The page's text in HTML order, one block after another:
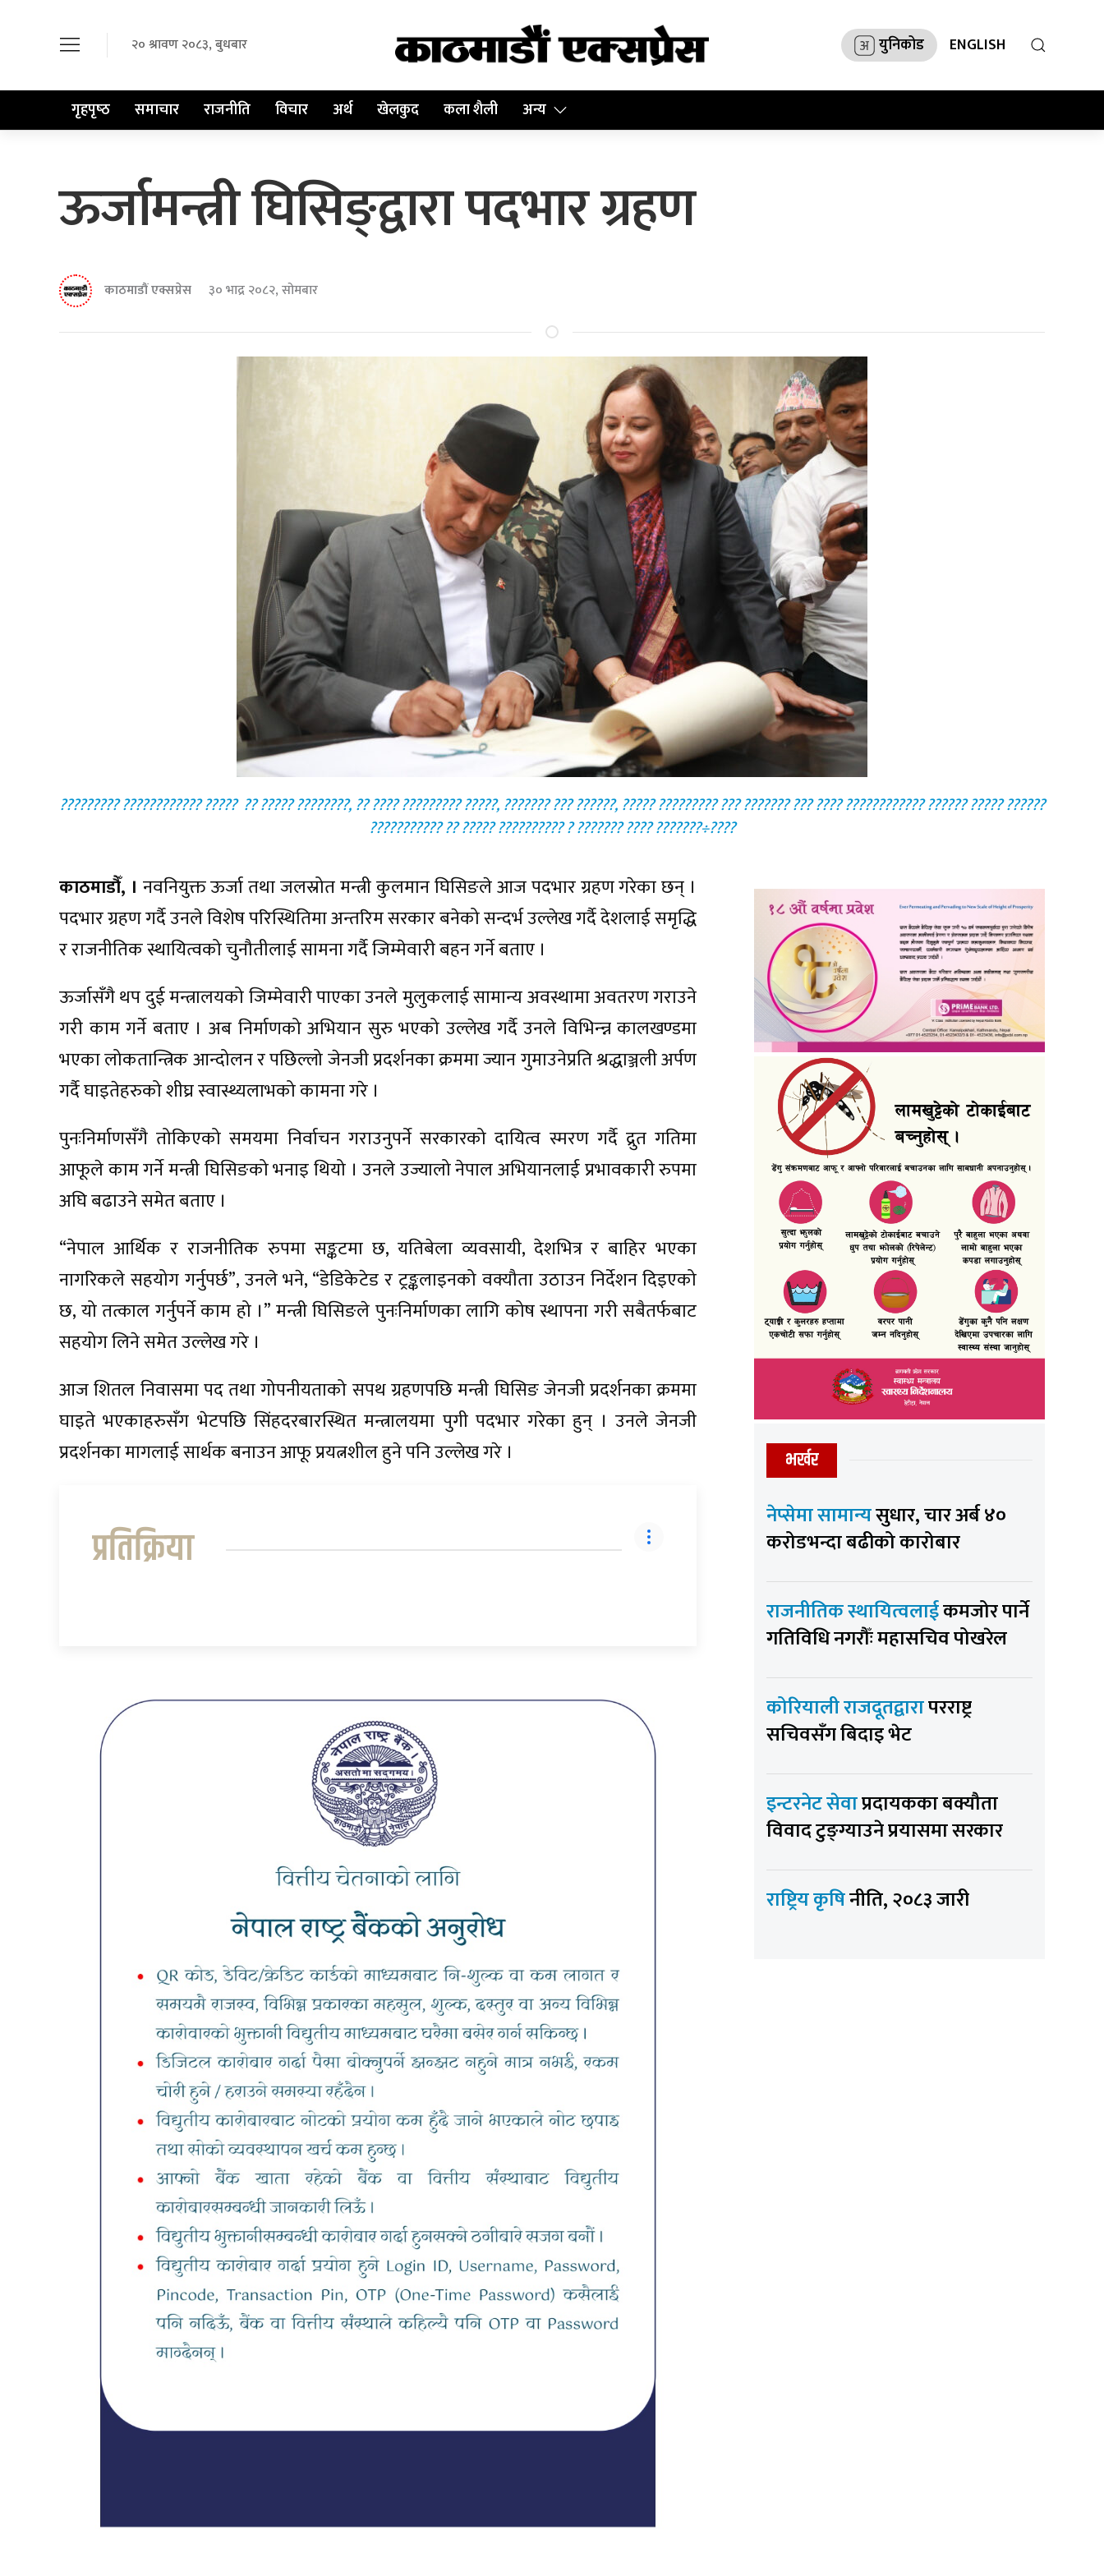
२० श्रावण २०८३, बुधबार युनिकोड ENGLISH
गृहपृष्‍ठ समाचार राजनीति विचार अर्थ खेलकुद कला शैली अन्य
ऊर्जामन्त्री घिसिङ्द्वारा पदभार ग्रहण
काठमाडौं एक्सप्रेस ३० भाद्र २०८२, सोमबार
????????? ???????????? ?????  ?? ????? ????????, ?? ???? ????????? ?????, ??????? ??? ??????, ????? ????????? ??? ??????? ??? ???? ???????????? ?????? ????? ??????
??????????? ?? ????? ?????????? ? ??????? ???? ???????÷????
काठमाडौँ, । नवनियुक्त ऊर्जा तथा जलस्रोत मन्त्री कुलमान घिसिङले आज पदभार ग्रहण गरेका छन् ।
पदभार ग्रहण गर्दै उनले विशेष परिस्थितिमा अन्तरिम सरकार बनेको सन्दर्भ उल्लेख गर्दै देशलाई समृद्धि
र राजनीतिक स्थायित्वको चुनौतीलाई सामना गर्दै जिम्मेवारी बहन गर्ने बताए ।
ऊर्जासँगै थप दुई मन्त्रालयको जिम्मेवारी पाएका उनले मुलुकलाई सामान्य अवस्थामा अवतरण गराउने
गरी काम गर्ने बताए । अब निर्माणको अभियान सुरु भएको उल्लेख गर्दै उनले विभिन्न्न कालखण्डमा
भएका लोकतान्त्रिक आन्दोलन र पछिल्लो जेनजी प्रदर्शनका क्रममा ज्यान गुमाउनेप्रति श्रद्धाञ्जली अर्पण
गर्दै घाइतेहरुको शीघ्र स्वास्थ्यलाभको कामना गरे ।
पुनःनिर्माणसँगै तोकिएको समयमा निर्वाचन गराउनुपर्ने सरकारको दायित्व स्मरण गर्दै द्रुत गतिमा
आफूले काम गर्ने मन्त्री घिसिङको भनाइ थियो । उनले उज्यालो नेपाल अभियानलाई प्रभावकारी रुपमा
अघि बढाउने समेत बताए ।
“नेपाल आर्थिक र राजनीतिक रुपमा सङ्कटमा छ, यतिबेला व्यवसायी, देशभित्र र बाहिर भएका
नागरिकले सहयोग गर्नुपर्छ”, उनले भने, “डेडिकेटेड र ट्रङ्कलाइनको वक्यौता उठाउन निर्देशन दिइएको
छ, यो तत्काल गर्नुपर्ने काम हो ।” मन्त्री घिसिङले पुनःनिर्माणका लागि कोष स्थापना गरी सबैतर्फबाट
सहयोग लिने समेत उल्लेख गरे ।
आज शितल निवासमा पद तथा गोपनीयताको सपथ ग्रहणपछि मन्त्री घिसिङ जेनजी प्रदर्शनका क्रममा
घाइते भएकाहरुसँग भेटपछि सिंहदरबारस्थित मन्त्रालयमा पुगी पदभार गरेका हुन् । उनले जेनजी
प्रदर्शनका मागलाई सार्थक बनाउन आफू प्रयत्नशील हुने पनि उल्लेख गरे ।
प्रतिक्रिया
भर्खर
नेप्सेमा सामान्यसुधार, चार अर्ब ४०
करोडभन्दा बढीको कारोबार
राजनीतिक स्थायित्वलाईकमजोर पार्ने
गतिविधि नगरौँः महासचिव पोखरेल
कोरियाली राजदूतद्वारापरराष्ट्र
सचिवसँग बिदाइ भेट
इन्टरनेट सेवाप्रदायकका बक्यौता
विवाद टुङ्ग्याउने प्रयासमा सरकार
राष्ट्रिय कृषिनीति, २०८३ जारी